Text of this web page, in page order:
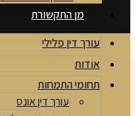
מן התקשורת
עורך דין פלילי
אודות
תחומי התמחות
עורך דין אונס